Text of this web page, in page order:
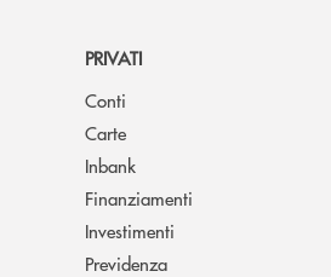
PRIVATI
Conti
Carte
Inbank
Finanziamenti
Investimenti
Previdenza